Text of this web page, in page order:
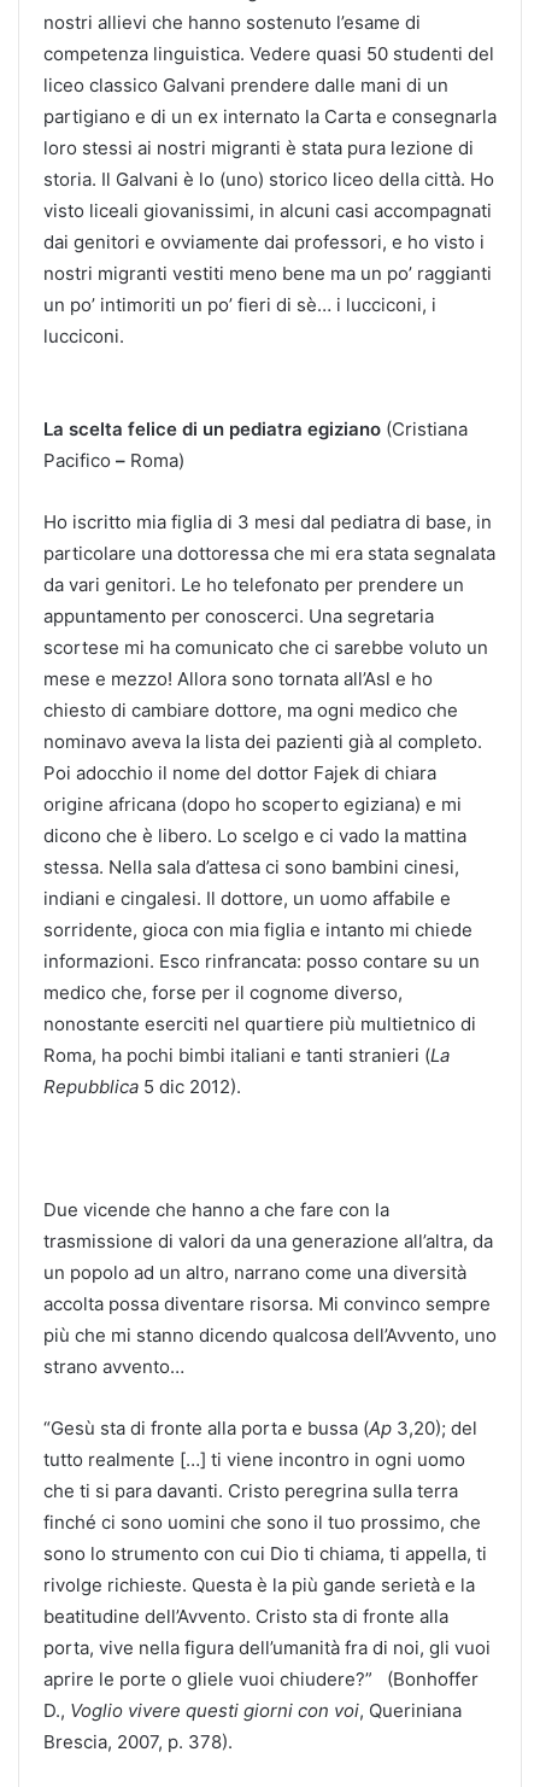
nostri allievi che hanno sostenuto l’esame di
competenza linguistica. Vedere quasi 50 studenti del
liceo classico Galvani prendere dalle mani di un
partigiano e di un ex internato la Carta e consegnarla
loro stessi ai nostri migranti è stata pura lezione di
storia. Il Galvani è lo (uno) storico liceo della città. Ho
visto liceali giovanissimi, in alcuni casi accompagnati
dai genitori e ovviamente dai professori, e ho visto i
nostri migranti vestiti meno bene ma un po’ raggianti
un po’ intimoriti un po’ fieri di sè… i lucciconi, i
lucciconi.
La scelta felice di un pediatra egiziano (Cristiana
Pacifico – Roma)
Ho iscritto mia figlia di 3 mesi dal pediatra di base, in
particolare una dottoressa che mi era stata segnalata
da vari genitori. Le ho telefonato per prendere un
appuntamento per conoscerci. Una segretaria
scortese mi ha comunicato che ci sarebbe voluto un
mese e mezzo! Allora sono tornata all’Asl e ho
chiesto di cambiare dottore, ma ogni medico che
nominavo aveva la lista dei pazienti già al completo.
Poi adocchio il nome del dottor Fajek di chiara
origine africana (dopo ho scoperto egiziana) e mi
dicono che è libero. Lo scelgo e ci vado la mattina
stessa. Nella sala d’attesa ci sono bambini cinesi,
indiani e cingalesi. Il dottore, un uomo affabile e
sorridente, gioca con mia figlia e intanto mi chiede
informazioni. Esco rinfrancata: posso contare su un
medico che, forse per il cognome diverso,
nonostante eserciti nel quartiere più multietnico di
Roma, ha pochi bimbi italiani e tanti stranieri (La
Repubblica 5 dic 2012).
Due vicende che hanno a che fare con la
trasmissione di valori da una generazione all’altra, da
un popolo ad un altro, narrano come una diversità
accolta possa diventare risorsa. Mi convinco sempre
più che mi stanno dicendo qualcosa dell’Avvento, uno
strano avvento…
“Gesù sta di fronte alla porta e bussa (Ap 3,20); del
tutto realmente […] ti viene incontro in ogni uomo
che ti si para davanti. Cristo peregrina sulla terra
finché ci sono uomini che sono il tuo prossimo, che
sono lo strumento con cui Dio ti chiama, ti appella, ti
rivolge richieste. Questa è la più gande serietà e la
beatitudine dell’Avvento. Cristo sta di fronte alla
porta, vive nella figura dell’umanità fra di noi, gli vuoi
aprire le porte o gliele vuoi chiudere?” (Bonhoffer
D., Voglio vivere questi giorni con voi, Queriniana
Brescia, 2007, p. 378).